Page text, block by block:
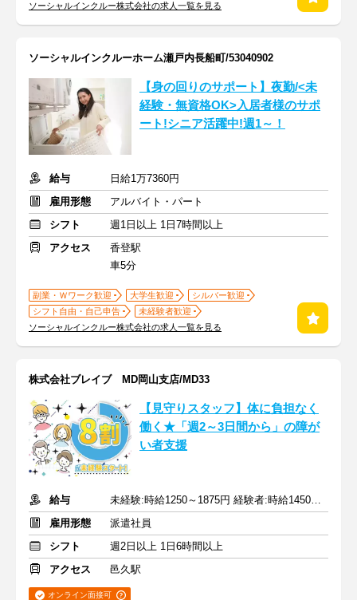
ソーシャルインクルー株式会社の求人一覧を見る
ソーシャルインクルーホーム瀬戸内長船町/53040902
【身の回りのサポート】夜勤/<未
経験・無資格OK>入居者様のサポ
ート!シニア活躍中!週1～！
給与
日給1万7360円
雇用形態
アルバイト・パート
シフト
週1日以上 1日7時間以上
アクセス
香登駅
車5分
副業・Ｗワーク歓迎 大学生歓迎
シルバー歓迎
シフト自由・自己申告
未経験者歓迎
ソーシャルインクルー株式会社の求人一覧を見る
株式会社ブレイブ MD岡山支店/MD33
【見守りスタッフ】体に負担なく
働く★「週2～3日間から」の障が
い者支援
給与
未経験:時給1250～1875円 経験者:時給1450～2175円+交通費全額
雇用形態
派遣社員
シフト
週2日以上 1日6時間以上
アクセス
邑久駅
オンライン面接可